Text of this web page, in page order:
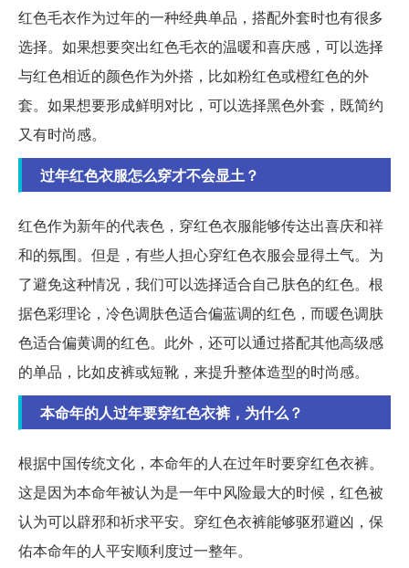
红色毛衣作为过年的一种经典单品，搭配外套时也有很多
选择。如果想要突出红色毛衣的温暖和喜庆感，可以选择
与红色相近的颜色作为外搭，比如粉红色或橙红色的外
套。如果想要形成鲜明对比，可以选择黑色外套，既简约
又有时尚感。
过年红色衣服怎么穿才不会显土？
红色作为新年的代表色，穿红色衣服能够传达出喜庆和祥
和的氛围。但是，有些人担心穿红色衣服会显得土气。为
了避免这种情况，我们可以选择适合自己肤色的红色。根
据色彩理论，冷色调肤色适合偏蓝调的红色，而暖色调肤
色适合偏黄调的红色。此外，还可以通过搭配其他高级感
的单品，比如皮裤或短靴，来提升整体造型的时尚感。
本命年的人过年要穿红色衣裤，为什么？
根据中国传统文化，本命年的人在过年时要穿红色衣裤。
这是因为本命年被认为是一年中风险最大的时候，红色被
认为可以辟邪和祈求平安。穿红色衣裤能够驱邪避凶，保
佑本命年的人平安顺利度过一整年。